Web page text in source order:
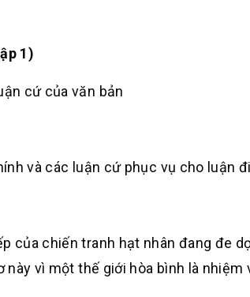
1)
cứ của văn bản
và các luận cứ phục vụ cho luận
của chiến tranh hạt nhân đang đe
này vì một thế giới hòa bình là